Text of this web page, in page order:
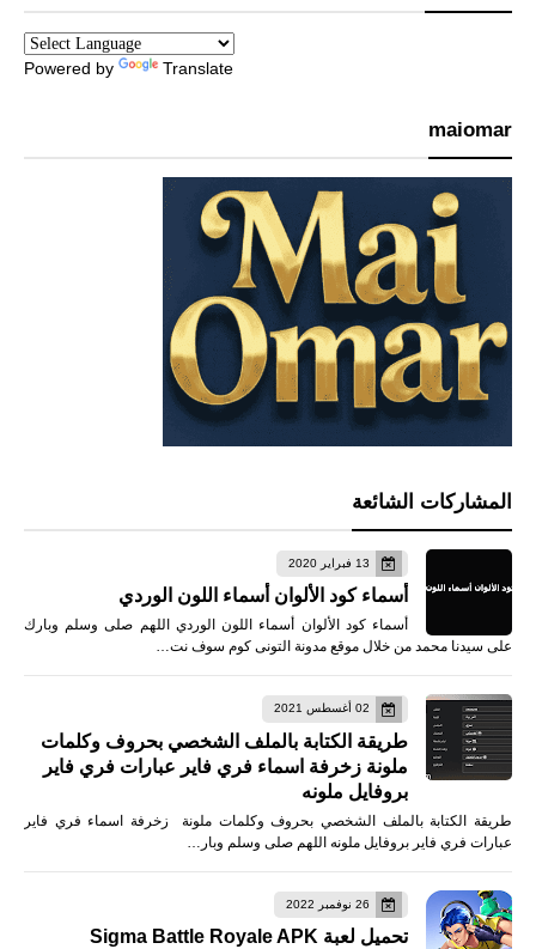
Powered by Translate
maiomar
المشاركات الشائعة
13 فبراير 2020
أسماء كود الألوان أسماء اللون الوردي
أسماء كود الألوان أسماء اللون الوردي اللهم صلى وسلم وبارك
على سيدنا محمد من خلال موقع مدونة التونى كوم سوف نت…
02 أغسطس 2021
طريقة الكتابة بالملف الشخصي بحروف وكلمات
ملونة زخرفة اسماء فري فاير عبارات فري فاير
بروفايل ملونه
طريقة الكتابة بالملف الشخصي بحروف وكلمات ملونة زخرفة اسماء فري فاير
عبارات فري فاير بروفايل ملونه اللهم صلى وسلم وبار…
26 نوفمبر 2022
تحميل لعبة Sigma Battle Royale APK